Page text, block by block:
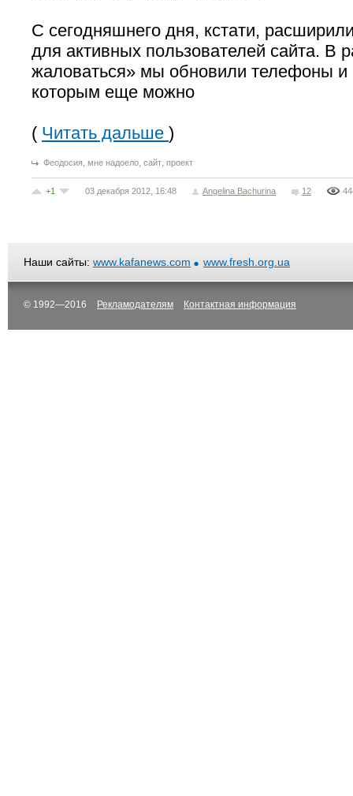
С сегодняшнего дня, кстати,
для активных пользователей сайта. В
жаловаться» мы обновили телефоны и
которым еще можно
( Читать дальше )
Феодосия, мне надоело, сайт, проект
+1 03 декабря 2012, 16:48 Angelina Bachurina 12
Наши сайты: www.kafanews.com www.fresh.org.ua
© 1992—2016 Рекламодателям Контактная информация